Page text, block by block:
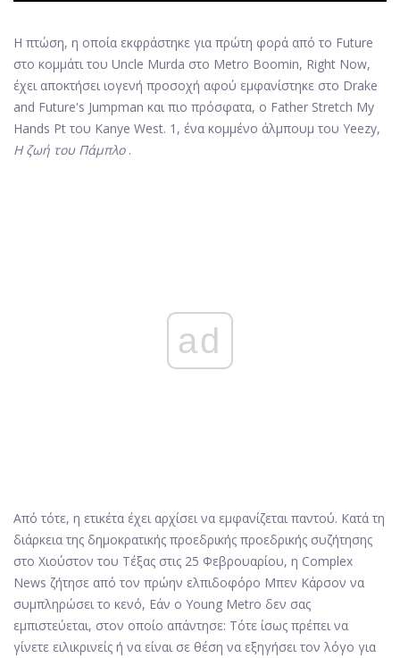
Η πτώση, η οποία εκφράστηκε για πρώτη φορά από το Future
στο κομμάτι του Uncle Murda στο Metro Boomin, Right Now,
έχει αποκτήσει ιογενή προσοχή αφού εμφανίστηκε στο Drake
and Future's Jumpman και πιο πρόσφατα, ο Father Stretch My
Hands Pt του Kanye West. 1, ένα κομμένο άλμπουμ του Yeezy,
Η ζωή του Πάμπλο.
ad
Από τότε, η ετικέτα έχει αρχίσει να εμφανίζεται παντού. Κατά τη
διάρκεια της δημοκρατικής προεδρικής προεδρικής συζήτησης
στο Χιούστον του Τέξας στις 25 Φεβρουαρίου, η Complex
News ζήτησε από τον πρώην ελπιδοφόρο Μπεν Κάρσον να
συμπληρώσει το κενό, Εάν ο Young Metro δεν σας
εμπιστεύεται, στον οποίο απάντησε: Τότε ίσως πρέπει να
γίνετε ειλικρινείς ή να είναι σε θέση να εξηγήσει τον λόγο για